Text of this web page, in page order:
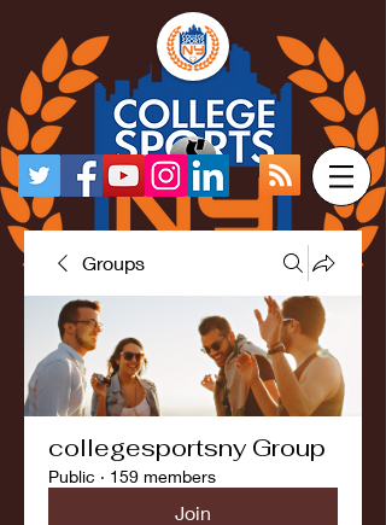
Groups
collegesportsny Group
Public · 159 members
Join